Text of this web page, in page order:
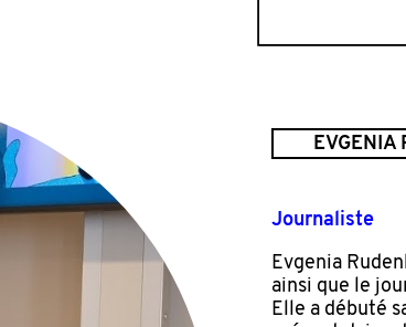
EVGENIA
Journaliste
Evgenia
ainsi que le
Elle a débuté